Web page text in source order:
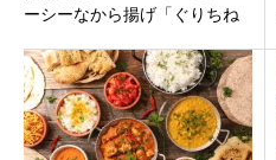
ーシーなから揚げ「ぐりちね